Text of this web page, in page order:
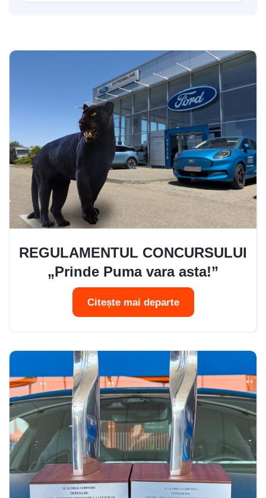
REGULAMENTUL CONCURSULUI
„Prinde Puma vara asta!”
Citește mai departe